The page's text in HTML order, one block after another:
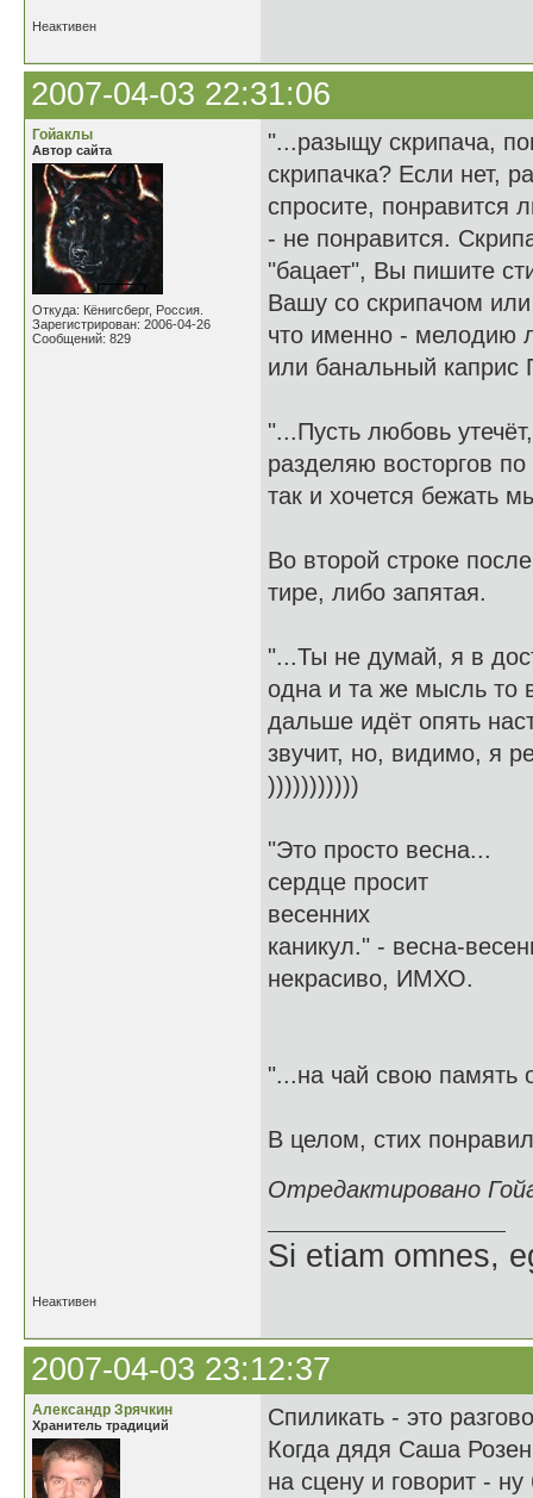
Неактивен
2007-04-03 22:31:06
Гойаклы
Автор сайта
Откуда: Кёнигсберг, Россия.
Зарегистрирован: 2006-04-26
Сообщений: 829
"...разыщу скрипача,
скрипачка? Если нет,
спросите, понравится
- не понравится.
"бацает", Вы пишите
Вашу со скрипачом
что именно - мелодию
или банальный каприс
"...Пусть любовь
разделяю восторгов
так и хочется бежать
Во второй строке
тире, либо запятая.
"...Ты не думай, я в
одна и та же мысль то
дальше идёт опять
звучит, но, видимо, я
)))))))))))
"Это просто весна...
сердце просит
весенних
каникул." - весна-
некрасиво, ИМХО.
"...на чай свою память
В целом, стих
Отредактировано
Si etiam omnes,
Неактивен
2007-04-03 23:12:37
Александр Зрячкин
Хранитель традиций
Спиликать - это
Когда дядя Саша
на сцену и говорит -